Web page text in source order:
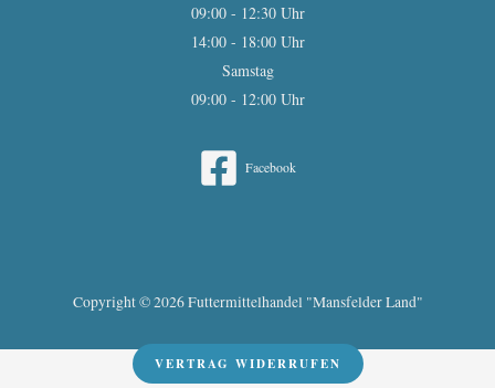
09:00 - 12:30 Uhr
14:00 - 18:00 Uhr
Samstag
09:00 - 12:00 Uhr
Facebook
Copyright © 2026 Futtermittelhandel "Mansfelder Land"
VERTRAG WIDERRUFEN